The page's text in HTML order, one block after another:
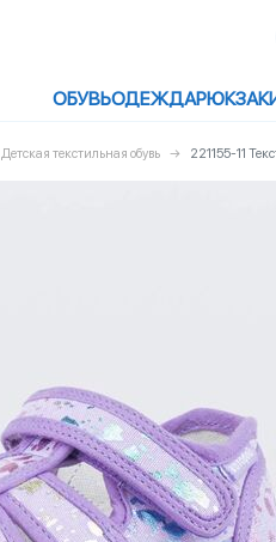
ОБУВЬОДЕЖДА
Детская текстильная обувь 221155-11